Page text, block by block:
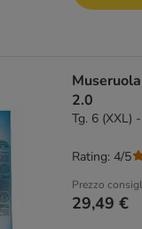
2.0
Tg. 6 (XXL)
Prezzo
29,49 €
Rating: 4/5